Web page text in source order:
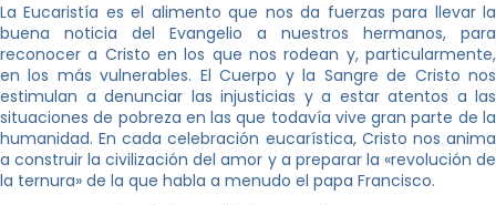
La Eucaristía es el alimento que nos da fuerzas para llevar la
buena noticia del Evangelio a nuestros hermanos, para
reconocer a Cristo en los que nos rodean y, particularmente,
en los más vulnerables. El Cuerpo y la Sangre de Cristo nos
estimulan a denunciar las injusticias y a estar atentos a las
situaciones de pobreza en las que todavía vive gran parte de la
humanidad. En cada celebración eucarística, Cristo nos anima
a construir la civilización del amor y a preparar la «revolución de
la ternura» de la que habla a menudo el papa Francisco.